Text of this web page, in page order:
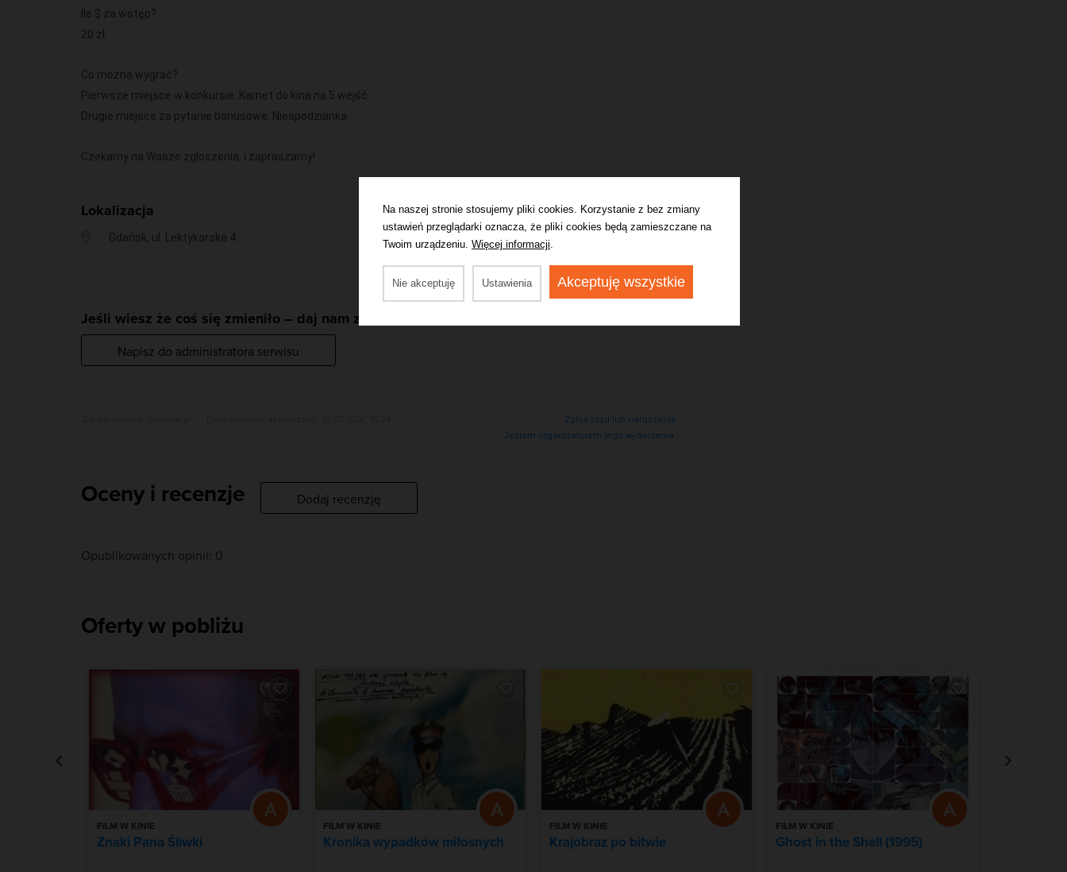
Ile $ za wstęp?
20 zł
Co można wygrać?
Pierwsze miejsce w konkursie: Karnet do kina na 5 wejść.
Drugie miejsce za pytanie bonusowe: Niespodzianka
Czekamy na Wasze zgłoszenia, i zapraszamy!
Lokalizacja
Gdańsk, ul. Lektykarska 4 Prowadź do
Jeśli wiesz że coś się zmieniło – daj nam znać
Napisz do administratora serwisu
Zgłoś błąd lub naruszenie
Jestem organizatorem tego wydarzenia.
Oceny i recenzje Dodaj recenzję
Opublikowanych opinii: 0
Oferty w pobliżu
FILM W KINIE
Znaki Pana Śliwki
FILM W KINIE
Kronika wypadków miłosnych
FILM W KINIE
Krajobraz po bitwie
FILM W KINIE
Ghost in the Shell (1995)
Na naszej stronie stosujemy pliki cookies. Korzystanie z bez zmiany
ustawień przeglądarki oznacza, że pliki cookies będą zamieszczane na
Twoim urządzeniu. Więcej informacji
Nie akceptuję Ustawienia Akceptuję wszystkie